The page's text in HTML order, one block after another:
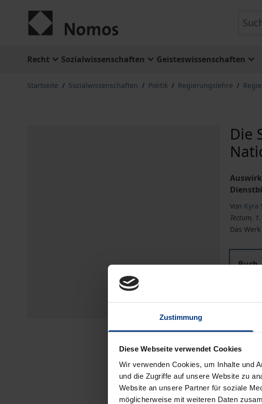
Zustimmung
Diese Webseite verwendet Cookies
Wir verwenden Cookies, um Inhalte und
und die Zugriffe auf unsere Website zu
Website an unsere Partner für soziale
möglicherweise mit weiteren Daten
Recht Sozialwissenschaften Geisteswissenschaften
Startseite / Sozialwissenschaften / Politik / Regierungslehre /
Die
Von Kyra
Tectum,
Das
Buch
Hinweise